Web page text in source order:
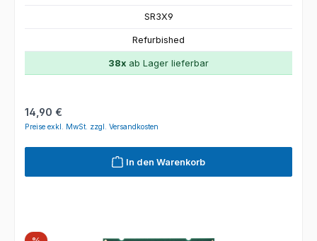
SR3X9
Refurbished
38x ab Lager lieferbar
Regulärer Preis:
14,90 €
Preise exkl. MwSt. zzgl. Versandkosten
In den Warenkorb